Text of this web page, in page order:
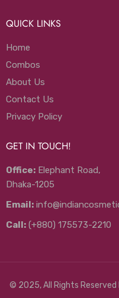
QUICK LINKS
Home
Combos
About Us
Contact Us
Privacy Policy
GET IN TOUCH!
Office: Elephant Road,
Dhaka-1205
Email:
Call: (+880) 175573-2210
© 2025, All Rights Reserved